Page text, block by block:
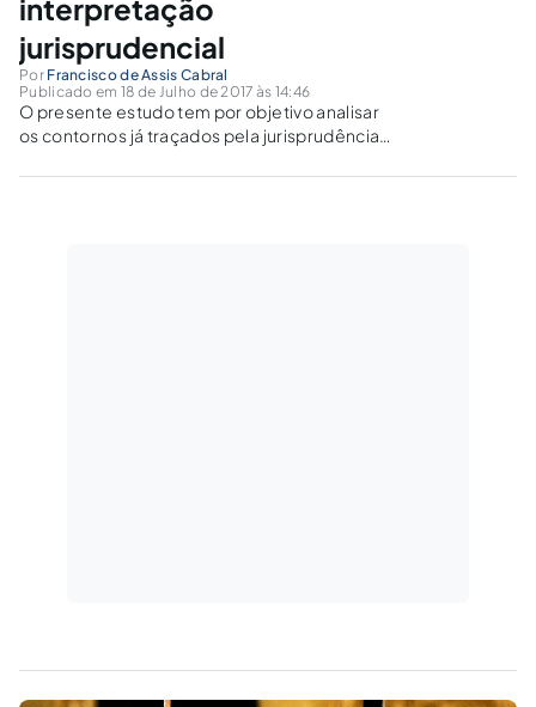
interpretação
jurisprudencial
Por Francisco de Assis Cabral
Publicado em 18 de Julho de 2017 às 14:46
O presente estudo tem por objetivo analisar
os contornos já traçados pela jurisprudência
anos da edição da Lei 9.882/99, que